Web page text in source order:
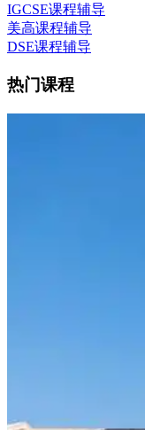
IGCSE课程辅导
美高课程辅导
DSE课程辅导
热门课程